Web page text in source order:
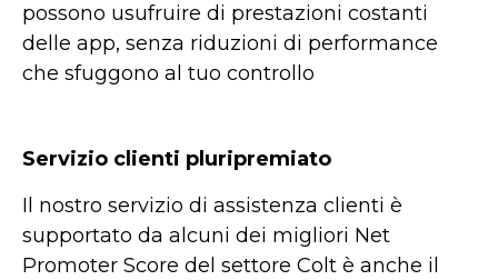
possono usufruire di prestazioni costanti
delle app, senza riduzioni di performance
che sfuggono al tuo controllo
Servizio clienti pluripremiato
Il nostro servizio di assistenza clienti è
supportato da alcuni dei migliori Net
Promoter Score del settore Colt è anche il